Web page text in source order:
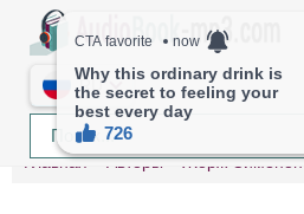
RU
Главная Авторы Жорж Сименон